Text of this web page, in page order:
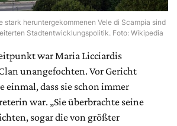
stark heruntergekommenen Vele di Scampia sind
Stadtentwicklungspolitik. Foto: Wikipedia
war Maria Licciardis
unangefochten. Vor Gericht
einmal, dass sie schon immer
war. „Sie überbrachte seine
sogar die von größter